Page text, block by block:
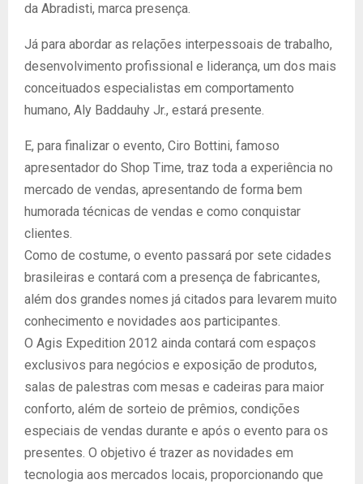
da Abradisti, marca presença.
Já para abordar as relações interpessoais de trabalho,
desenvolvimento profissional e liderança, um dos mais
conceituados especialistas em comportamento
humano, Aly Baddauhy Jr., estará presente.
E, para finalizar o evento, Ciro Bottini, famoso
apresentador do Shop Time, traz toda a experiência no
mercado de vendas, apresentando de forma bem
humorada técnicas de vendas e como conquistar
clientes.
Como de costume, o evento passará por sete cidades
brasileiras e contará com a presença de fabricantes,
além dos grandes nomes já citados para levarem muito
conhecimento e novidades aos participantes.
O Agis Expedition 2012 ainda contará com espaços
exclusivos para negócios e exposição de produtos,
salas de palestras com mesas e cadeiras para maior
conforto, além de sorteio de prêmios, condições
especiais de vendas durante e após o evento para os
presentes. O objetivo é trazer as novidades em
tecnologia aos mercados locais, proporcionando que